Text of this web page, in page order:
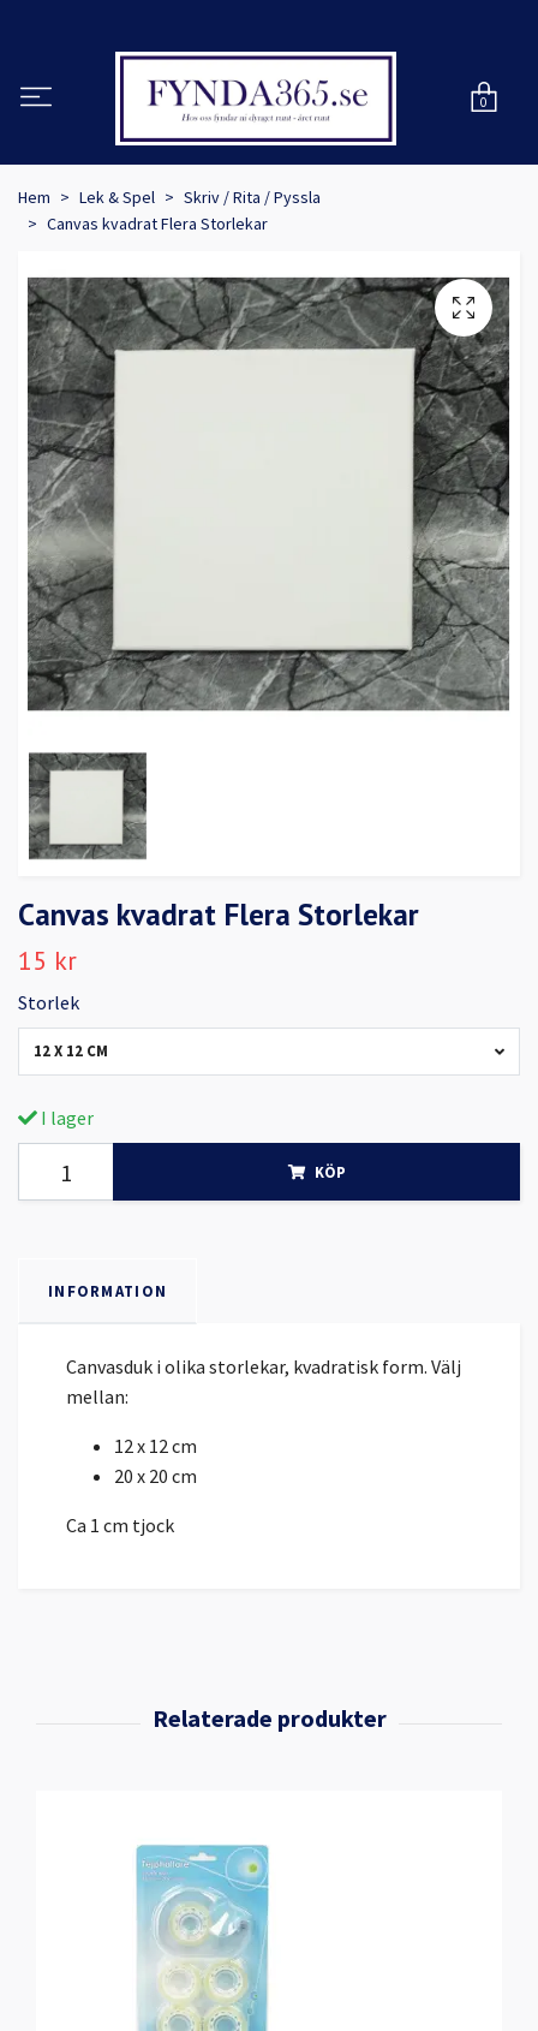
0
Hem Lek & Spel
Skriv / Rita / Pyssla
Canvas kvadrat Flera Storlekar
Canvas kvadrat Flera Storlekar
15 kr
Storlek
12 X 12 CM
I lager
KÖP
INFORMATION
Canvasduk i olika storlekar, kvadratisk form. Välj
mellan:
12 x 12 cm
20 x 20 cm
Ca 1 cm tjock